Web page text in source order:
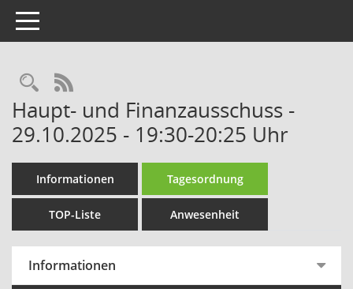
Toggle navigation
Rechercheauswahl
RSS-Feed
Haupt- und Finanzausschuss -
29.10.2025 - 19:30-20:25 Uhr
Informationen Tagesordnung
TOP-Liste Anwesenheit
Informationen